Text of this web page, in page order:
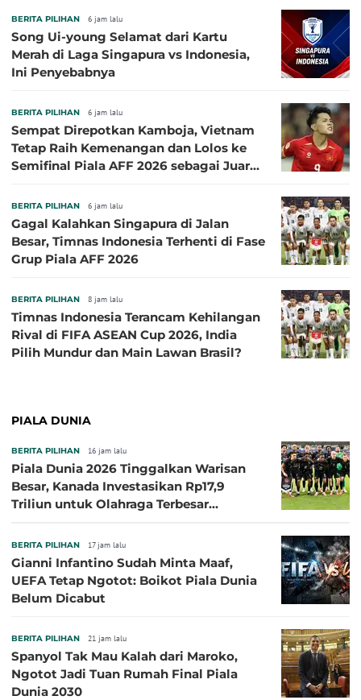
BERITA PILIHAN 6 jam lalu
Song Ui-young Selamat dari Kartu
Merah di Laga Singapura vs Indonesia,
Ini Penyebabnya
BERITA PILIHAN 6 jam lalu
Sempat Direpotkan Kamboja, Vietnam
Tetap Raih Kemenangan dan Lolos ke
Semifinal Piala AFF 2026 sebagai Juara
BERITA PILIHAN 6 jam lalu
Gagal Kalahkan Singapura di Jalan
Besar, Timnas Indonesia Terhenti di Fase
Grup Piala AFF 2026
BERITA PILIHAN 8 jam lalu
Timnas Indonesia Terancam Kehilangan
Rival di FIFA ASEAN Cup 2026, India
Pilih Mundur dan Main Lawan Brasil?
PIALA DUNIA
BERITA PILIHAN 16 jam lalu
Piala Dunia 2026 Tinggalkan Warisan
Besar, Kanada Investasikan Rp17,9
Triliun untuk Olahraga Terbesar
BERITA PILIHAN 17 jam lalu
Gianni Infantino Sudah Minta Maaf,
UEFA Tetap Ngotot: Boikot Piala Dunia
Belum Dicabut
BERITA PILIHAN 21 jam lalu
Spanyol Tak Mau Kalah dari Maroko,
Ngotot Jadi Tuan Rumah Final Piala
Dunia 2030